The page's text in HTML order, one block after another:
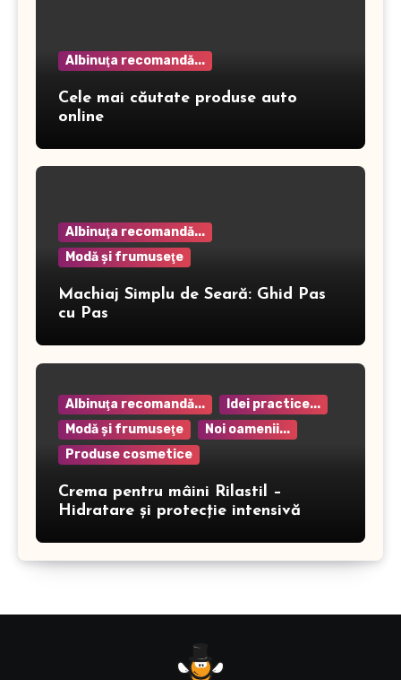
Albinuţa recomandă...
Cele mai căutate produse auto
online
Albinuţa recomandă...
Modă şi frumuseţe
Machiaj Simplu de Seară: Ghid Pas
cu Pas
Albinuţa recomandă...
Idei practice...
Modă şi frumuseţe
Noi oamenii...
Produse cosmetice
Crema pentru mâini Rilastil –
Hidratare și protecție intensivă